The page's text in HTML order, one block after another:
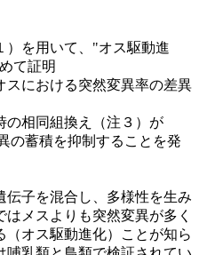
）を用いて、"オス駆動進
て証明
スにおける突然変異率の差異
の相同組換え（注３）が
の蓄積を抑制することを発
子を混合し、多様性を生み
メスよりも突然変異が多く
オス駆動進化）ことが知ら